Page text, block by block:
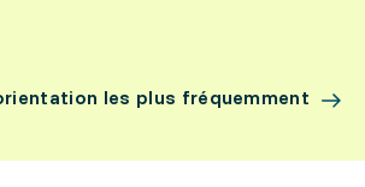
les plus fréquemment